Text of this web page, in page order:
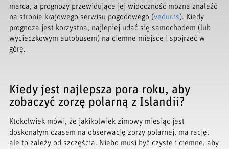
marca, a prognozy przewidujące jej widoczność można znaleźć
na stronie krajowego serwisu pogodowego (vedur.is). Kiedy
prognoza jest korzystna, najlepiej udać się samochodem (lub
wycieczkowym autobusem) na ciemne miejsce i spojrzeć w
górę.
Kiedy jest najlepsza pora roku, aby
zobaczyć zorzę polarną z Islandii?
Ktokolwiek mówi, że jakikolwiek zimowy miesiąc jest
doskonałym czasem na obserwację zorzy polarnej, ma rację,
ale to zależy od szczęścia. Niebo musi być czyste i ciemne, aby